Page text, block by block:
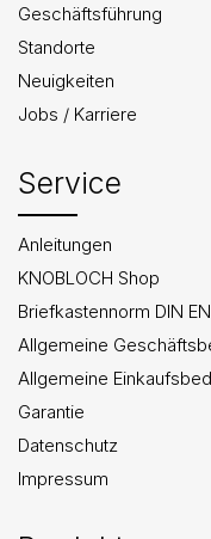
Geschäftsführung
Standorte
Neuigkeiten
Jobs / Karriere
Service
Anleitungen
KNOBLOCH Shop
Briefkastennorm DIN
Allgemeine
Allgemeine
Garantie
Datenschutz
Impressum